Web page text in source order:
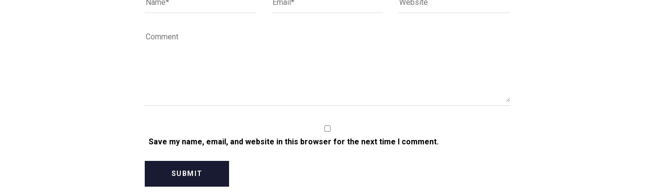
Save my name, email, and website in this browser for the next time I comment.